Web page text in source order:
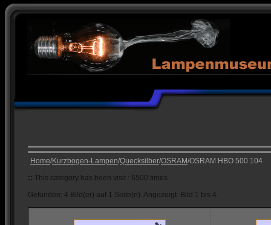
Home/Kurzbogen-Lampen/Quecksilber/OSRAM/OSRAM HBO 500 104
:: This category has been visit : 6500 times
Gefunden: 4 Bild(er) auf 1 Seite(n). Angezeigt: Bild 1 bis 4.